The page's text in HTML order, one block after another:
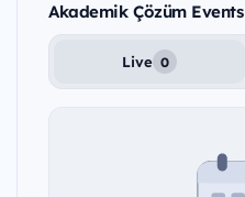
Akademik Çözüm Events
Live 0